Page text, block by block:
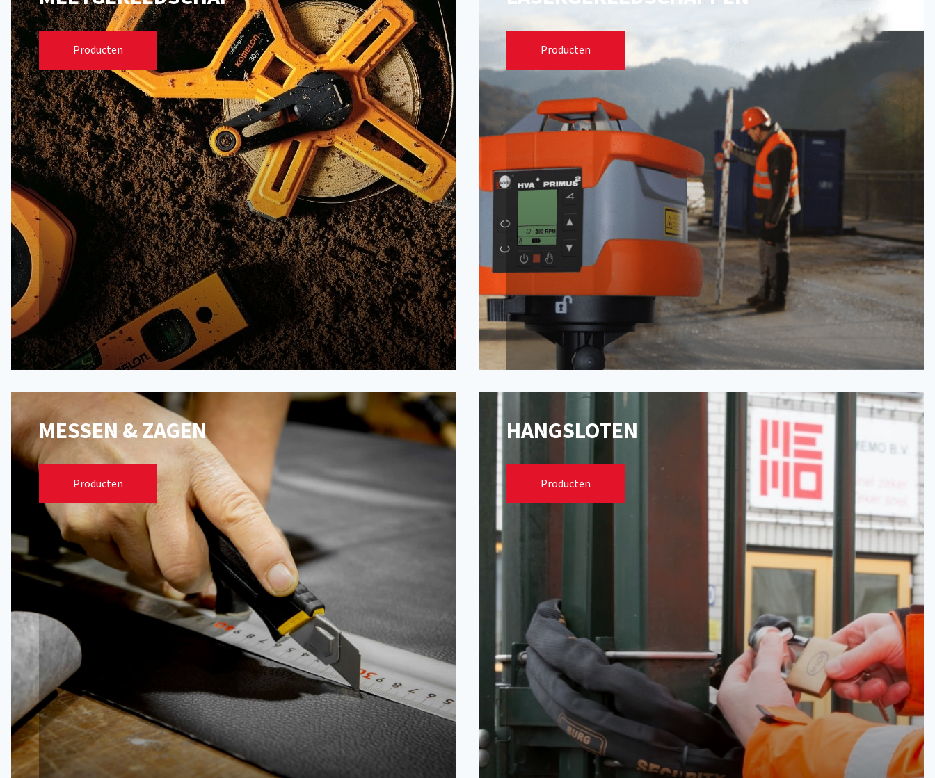
Meetbanden
Peillinten en meetlinten
Rolbandmaten
Waterpassen
Linialen en duimstokken
Meetwielen en slaglijnmolens
Omtrekgereedschap en meetstokken
Producten
Laserafstandsmeters
Punt- en lijnlasers
Rotatielasers
Laserontvangers
Statieven + accessoires
Kalibratie apparatuur lasers
Producten
MESSEN & ZAGEN
Afbreekmessen
PVC & Houtzagen
Reservemessen
Producten
HANGSLOTEN
Messing hangsloten
Producten